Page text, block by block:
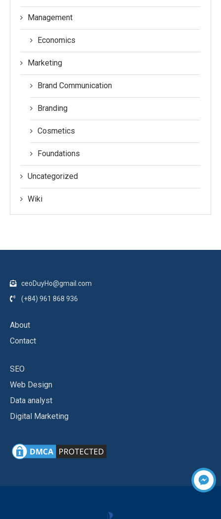
Management
Economics
Marketing
Brand Communication
Branding
Cosmetics
Foundations
Uncategorized
Wiki
ceoDuyHo@gmail.com
(+84) 961 868 936
About
Contact
SEO
Web Design
Data analyst
Digital Marketing